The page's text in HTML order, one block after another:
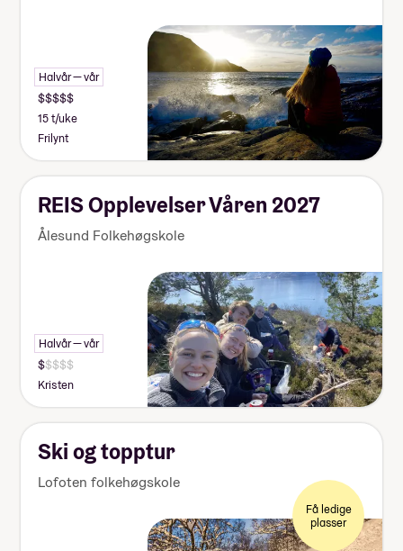
Halvår — vår
15 t/uke
Frilynt
REIS Opplevelser Våren 2027
Ålesund Folkehøgskole
Halvår — vår
Kristen
Ski og topptur
Lofoten folkehøgskole
Få ledige
plasser